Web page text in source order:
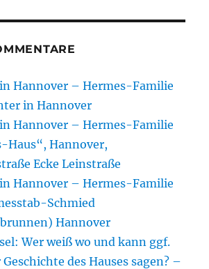
Hannover – Hermes-Familie
in Hannover
Hannover – Hermes-Familie
Haus“, Hannover,
Ecke Leinstraße
Hannover – Hermes-Familie
Schmied
Hannover
Wer weiß wo und kann ggf.
des Hauses sagen? –